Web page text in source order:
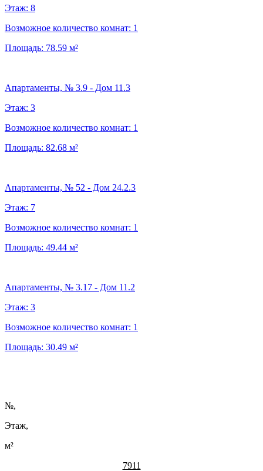
Этаж: 8
Возможное количество комнат: 1
Площадь: 78.59 м²
Апартаменты, № 3.9 - Дом 11.3
Этаж: 3
Возможное количество комнат: 1
Площадь: 82.68 м²
Апартаменты, № 52 - Дом 24.2.3
Этаж: 7
Возможное количество комнат: 1
Площадь: 49.44 м²
Апартаменты, № 3.17 - Дом 11.2
Этаж: 3
Возможное количество комнат: 1
Площадь: 30.49 м²
№,
Этаж,
м²
7911